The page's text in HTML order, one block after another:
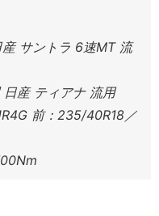
産 サントラ 6速MT 流
日産 ティアナ 流用
前：235/40R18／